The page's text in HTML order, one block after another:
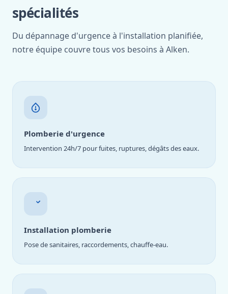
spécialités
Du dépannage d'urgence à l'installation planifiée,
notre équipe couvre tous vos besoins à Alken.
Plomberie d'urgence
Intervention 24h/7 pour fuites, ruptures, dégâts des eaux.
Installation plomberie
Pose de sanitaires, raccordements, chauffe-eau.